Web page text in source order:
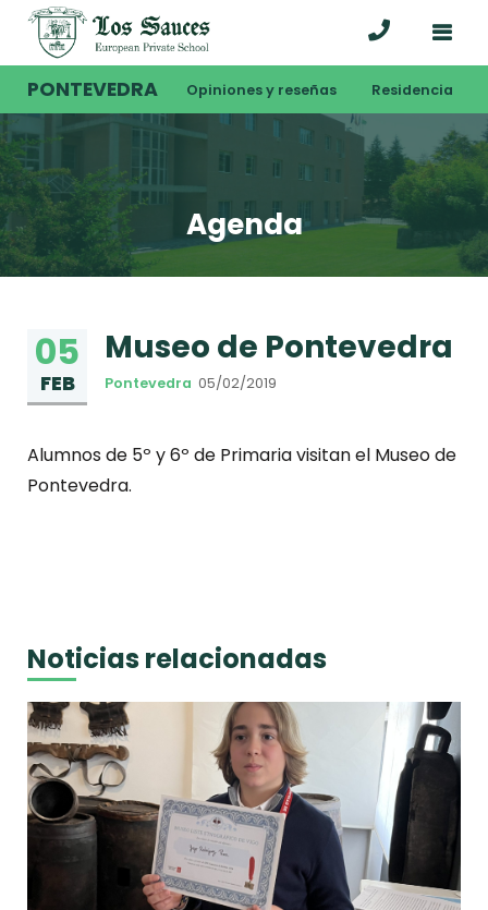
PONTEVEDRA Opiniones y reseñas Residencia
Agenda
05
FEB
Museo de Pontevedra
Pontevedra 05/02/2019
Alumnos de 5º y 6º de Primaria visitan el Museo de
Pontevedra.
Noticias relacionadas